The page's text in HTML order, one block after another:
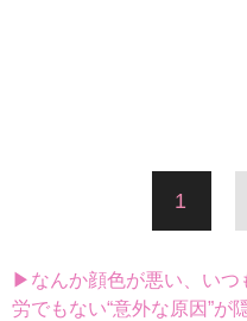
1
▶なんか顔色が悪い、い
労でもない“意外な原因”が